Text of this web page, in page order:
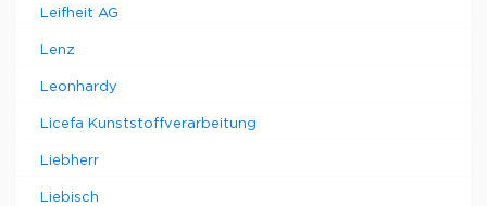
Leifheit AG
Lenz
Leonhardy
Licefa Kunststoffverarbeitung
Liebherr
Liebisch